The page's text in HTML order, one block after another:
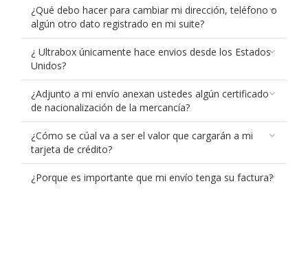
¿Qué debo hacer para cambiar mi dirección, teléfono o
algún otro dato registrado en mi suite?
¿ Ultrabox únicamente hace envios desde los Estados
Unidos?
¿Adjunto a mi envío anexan ustedes algún certificado
de nacionalización de la mercancía?
¿Cómo se cúal va a ser el valor que cargarán a mi
tarjeta de crédito?
¿Porque es importante que mi envío tenga su factura?